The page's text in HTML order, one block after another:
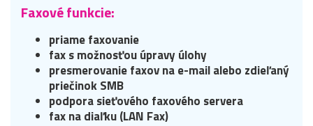
Faxové funkcie:
priame faxovanie
fax s možnosťou úpravy úlohy
presmerovanie faxov na e-mail alebo zdieľaný
priečinok SMB
podpora sieťového faxového servera
fax na diaľku (LAN Fax)